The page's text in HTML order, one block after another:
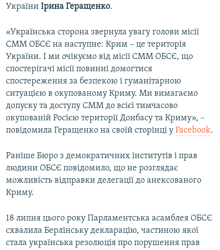
України Ірина Геращенко.
«Українська сторона звернула увагу голови місії
СММ ОБСЄ на наступне: Крим – це територія
України. І ми очікуємо від місії СММ ОБСЄ, що
спостерігачі місії повинні домогтися
спостереження за безпекою і гуманітарною
ситуацією в окупованому Криму. Ми вимагаємо
допуску та доступу СММ до всієї тимчасово
окупованій Росією території Донбасу та Криму», –
повідомила Геращенко на своїй сторінці у Facebook.
Раніше Бюро з демократичних інститутів і прав
людини ОБСЄ повідомило, що не розглядає
можливість відправки делегації до анексованого
Криму.
18 липня цього року Парламентська асамблея ОБСЄ
схвалила Берлінську декларацію, частиною якої
стала українська резолюція про порушення прав